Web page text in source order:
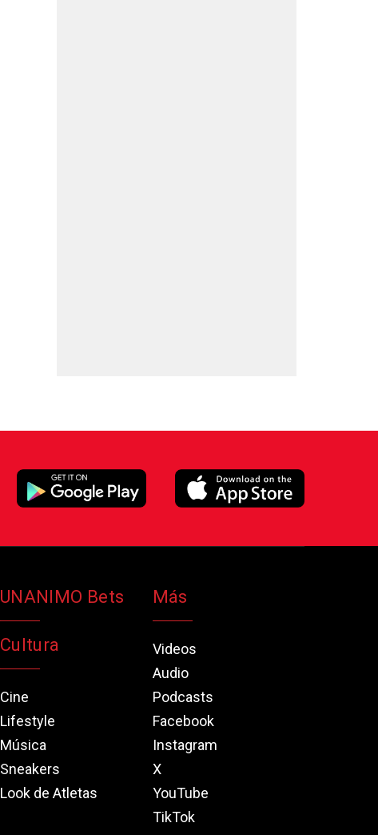
UNANIMO Bets
Cultura
Cine
Lifestyle
Música
Sneakers
Look de Atletas
Más
Videos
Audio
Podcasts
Facebook
Instagram
X
YouTube
TikTok